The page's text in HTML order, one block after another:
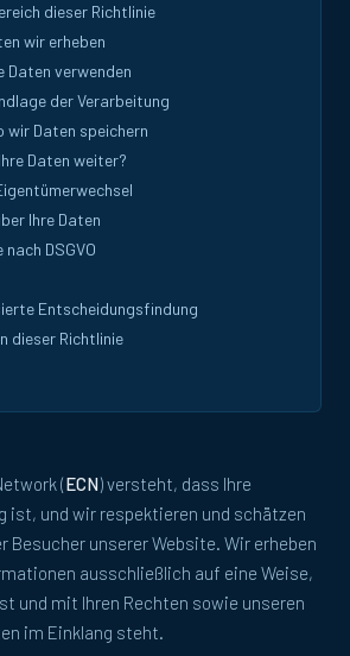
dieser Richtlinie
wir erheben
Daten verwenden
der Verarbeitung
wir Daten speichern
Daten weiter?
Ihre Daten
nach DSGVO
Entscheidungsfindung
dieser Richtlinie
(ECN) versteht, dass Ihre
ist, und wir respektieren und schätzen
Besucher unserer Website. Wir erheben
ausschließlich auf eine Weise,
und mit Ihren Rechten sowie unseren
im Einklang steht.